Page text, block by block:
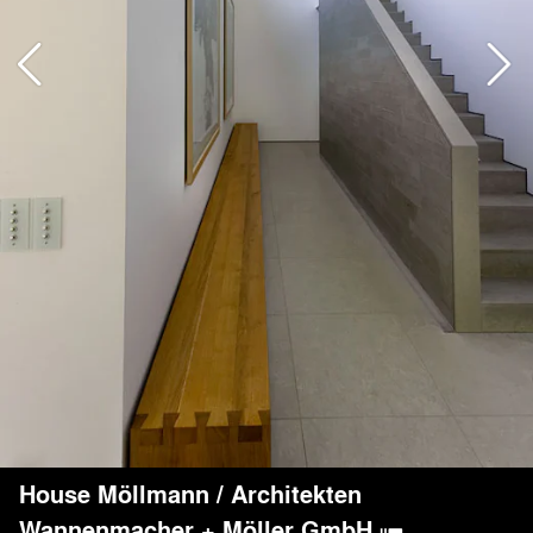
House Möllmann / Architekten